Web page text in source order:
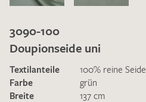
3090-100
Doupionseide uni
Textilanteile
100% reine Seide
Farbe
grün
Breite
137 cm